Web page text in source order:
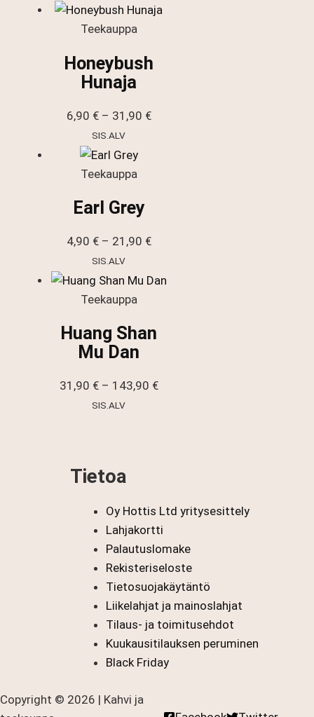
-
Teekauppa
Honeybush
Hunaja
6,90 € – 31,90 €Hintaluokka:
SIS.ALV
Teekauppa
Earl Grey
4,90 € – 21,90 €Hintaluokka:
-
SIS.ALV
Teekauppa
Huang Shan
Mu Dan
31,90 € – 143,90 €Hintaluokka:
SIS.ALV
Tietoa
Oy Hottis Ltd yritysesittely
Lahjakortti
Palautuslomake
Rekisteriseloste
Tietosuojakäytäntö
Liikelahjat ja mainoslahjat
Tilaus- ja toimitusehdot
Kuukausitilauksen peruminen
Black Friday
Copyright © 2026 | Kahvi ja